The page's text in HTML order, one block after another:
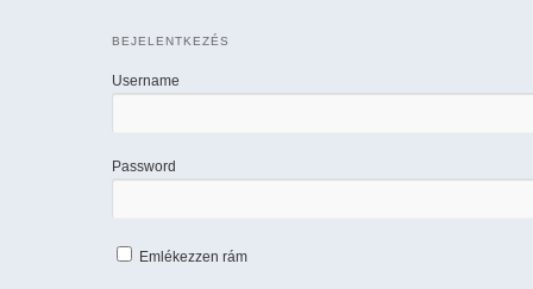
BEJELENTKEZÉS
Username
Password
Emlékezzen rám